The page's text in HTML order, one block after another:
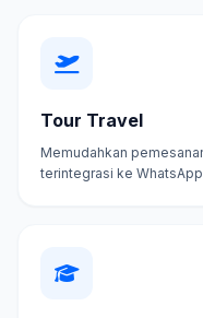
Tour Travel
Memudahkan
terintegrasi ke